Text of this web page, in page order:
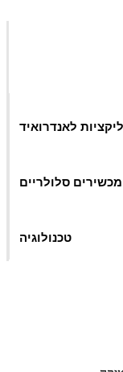
לאנדרואיד
מכשירים סלולריים
טכנולוגיה